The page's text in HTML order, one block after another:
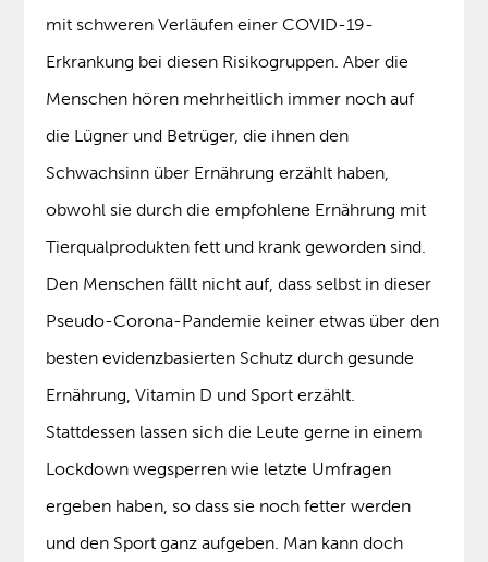
mit schweren Verläufen einer COVID-19-
Erkrankung bei diesen Risikogruppen. Aber die
Menschen hören mehrheitlich immer noch auf
die Lügner und Betrüger, die ihnen den
Schwachsinn über Ernährung erzählt haben,
obwohl sie durch die empfohlene Ernährung mit
Tierqualprodukten fett und krank geworden sind.
Den Menschen fällt nicht auf, dass selbst in dieser
Pseudo-Corona-Pandemie keiner etwas über den
besten evidenzbasierten Schutz durch gesunde
Ernährung, Vitamin D und Sport erzählt.
Stattdessen lassen sich die Leute gerne in einem
Lockdown wegsperren wie letzte Umfragen
ergeben haben, so dass sie noch fetter werden
und den Sport ganz aufgeben. Man kann doch